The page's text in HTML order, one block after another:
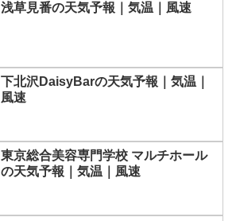
浅草見番の天気予報｜気温｜風速
下北沢DaisyBarの天気予報｜気温｜
風速
東京総合美容専門学校 マルチホール
の天気予報｜気温｜風速